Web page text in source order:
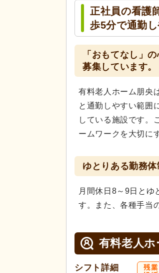
正社員の看護
歩5分で通勤
「おもてなし」
募集しています。
有料老人ホーム朋央
と通勤しやすい範囲
している施設です。
ームワークを大切に
ゆとりある勤務
月間休日8～9日とゆ
す。また、各種手当
有料老人
シフト詳細